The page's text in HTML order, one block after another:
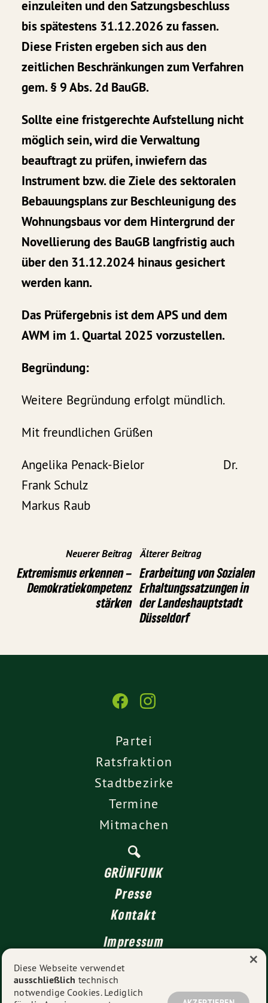
einzuleiten und den Satzungsbeschluss
bis spätestens 31.12.2026 zu fassen.
Diese Fristen ergeben sich aus den
zeitlichen Beschränkungen zum Verfahren
gem. § 9 Abs. 2d BauGB.
Sollte eine fristgerechte Aufstellung nicht
möglich sein, wird die Verwaltung
beauftragt zu prüfen, inwiefern das
Instrument bzw. die Ziele des sektoralen
Bebauungsplans zur Beschleunigung des
Wohnungsbaus vor dem Hintergrund der
Novellierung des BauGB langfristig auch
über den 31.12.2024 hinaus gesichert
werden kann.
Das Prüfergebnis ist dem APS und dem
AWM im 1. Quartal 2025 vorzustellen.
Begründung:
Weitere Begründung erfolgt mündlich.
Mit freundlichen Grüßen
Angelika Penack-Bielor Dr.
Frank Schulz
Markus Raub
Neuerer Beitrag
Extremismus erkennen –
Demokratiekompetenz
stärken
Älterer Beitrag
Erarbeitung von Sozialen
Erhaltungssatzungen in
der Landeshauptstadt
Düsseldorf
Partei
Ratsfraktion
Stadtbezirke
Termine
Mitmachen
GRÜNFUNK
Presse
Kontakt
Impressum
Datenschutz
Diese Webseite verwendet
ausschließlich technisch
notwendige Cookies. Lediglich
×